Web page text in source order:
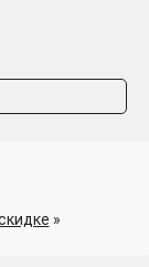
»